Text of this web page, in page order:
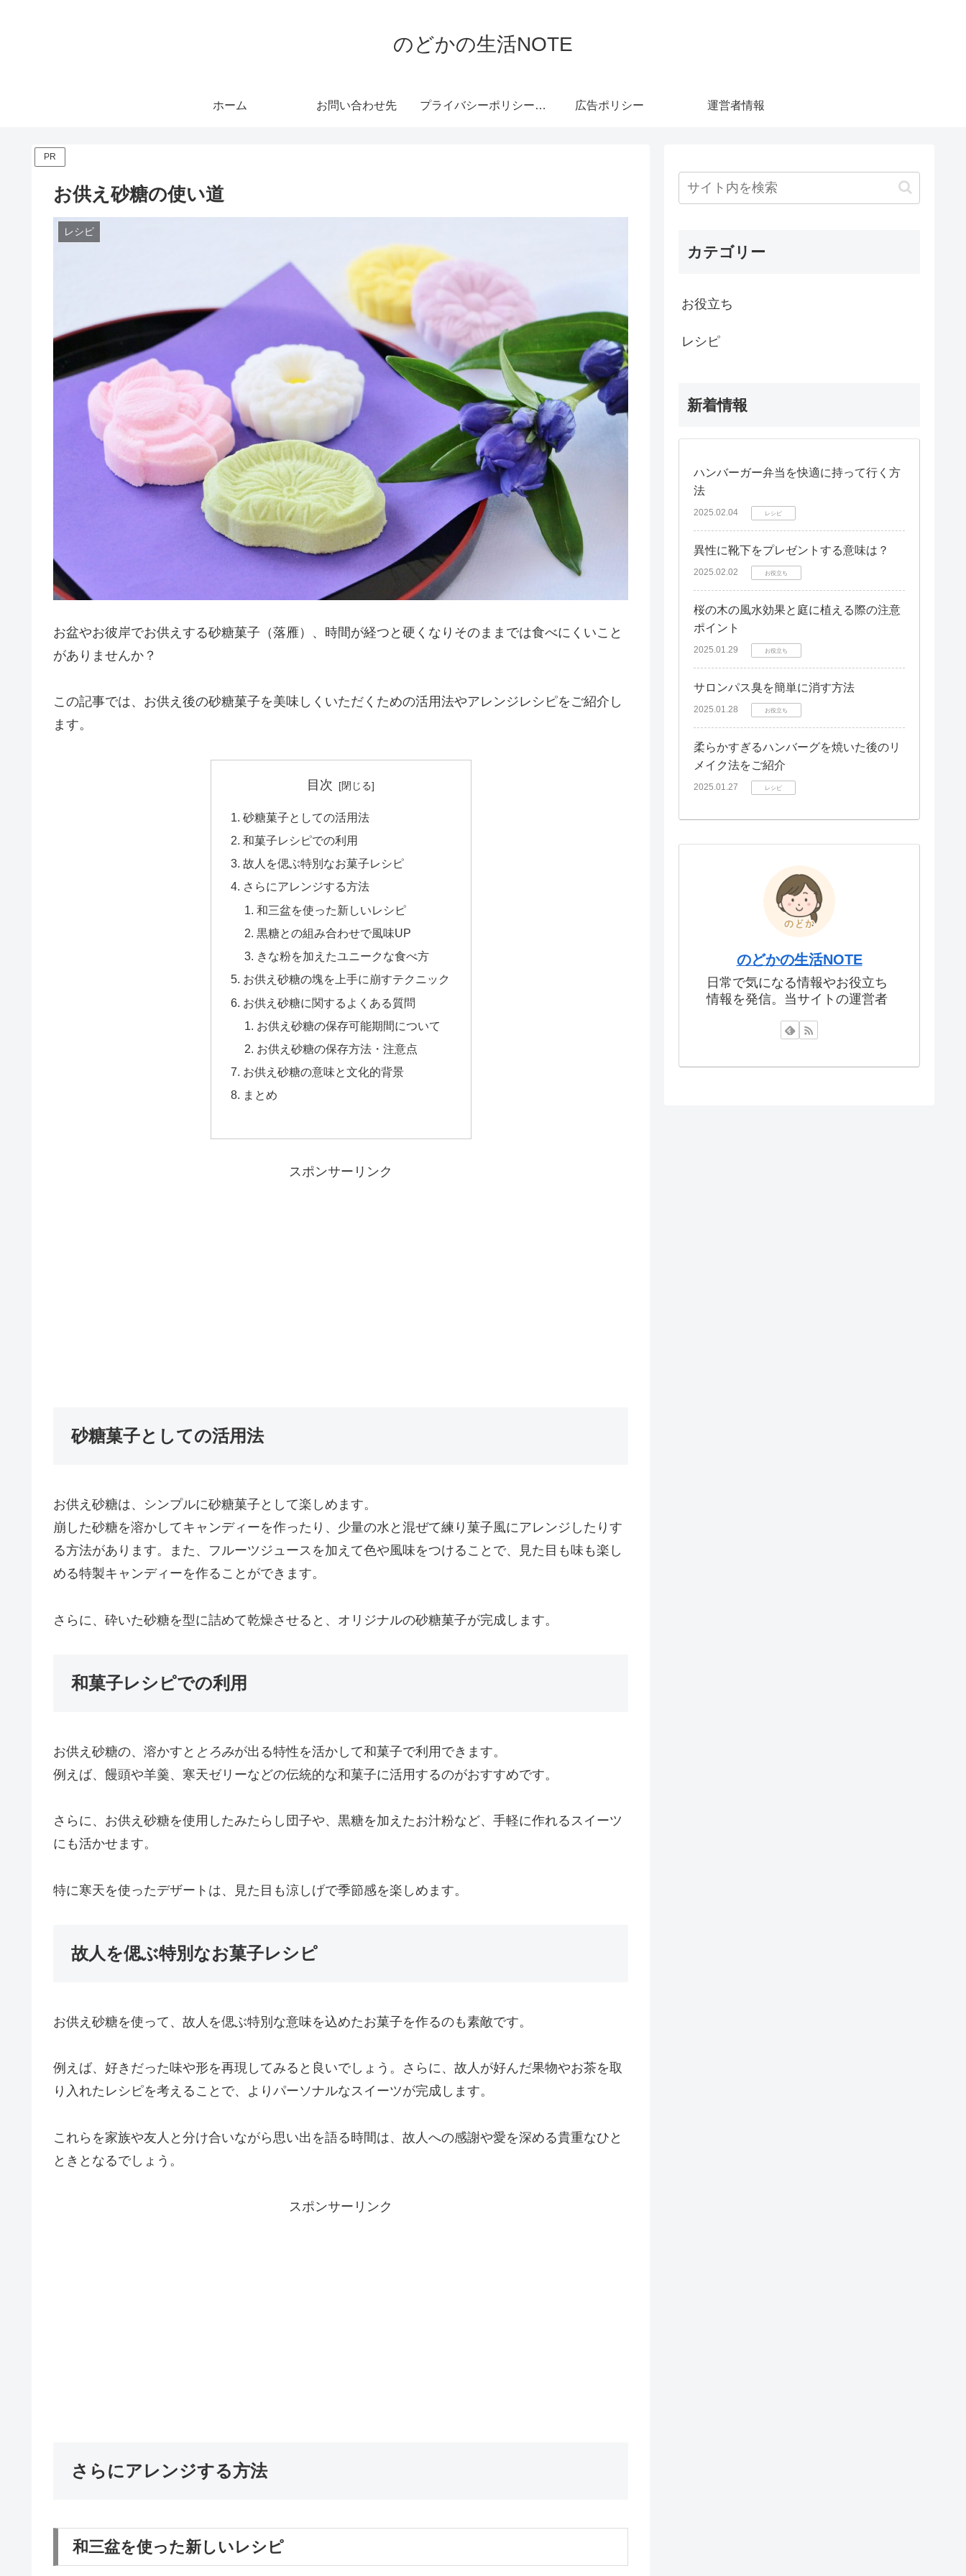
のどかの生活NOTE
ホーム お問い合わせ先 プライバシーポリシー・免責事項 広告ポリシー 運営者情報
PR
お供え砂糖の使い道
レシピ
お盆やお彼岸でお供えする砂糖菓子（落雁）、時間が経つと硬くなりそのままでは食べにくいこと
がありませんか？
この記事では、お供え後の砂糖菓子を美味しくいただくための活用法やアレンジレシピをご紹介し
ます。
目次
砂糖菓子としての活用法
和菓子レシピでの利用
故人を偲ぶ特別なお菓子レシピ
さらにアレンジする方法
和三盆を使った新しいレシピ
黒糖との組み合わせで風味UP
きな粉を加えたユニークな食べ方
お供え砂糖の塊を上手に崩すテクニック
お供え砂糖に関するよくある質問
お供え砂糖の保存可能期間について
お供え砂糖の保存方法・注意点
お供え砂糖の意味と文化的背景
まとめ
スポンサーリンク
砂糖菓子としての活用法
お供え砂糖は、シンプルに砂糖菓子として楽しめます。
崩した砂糖を溶かしてキャンディーを作ったり、少量の水と混ぜて練り菓子風にアレンジしたりす
る方法があります。また、フルーツジュースを加えて色や風味をつけることで、見た目も味も楽し
める特製キャンディーを作ることができます。
さらに、砕いた砂糖を型に詰めて乾燥させると、オリジナルの砂糖菓子が完成します。
和菓子レシピでの利用
お供え砂糖の、溶かすと とろみが出る特性を活かして和菓子で利用できます。
例えば、饅頭や羊羹、寒天ゼリーなどの伝統的な和菓子に活用するのがおすすめです。
さらに、お供え砂糖を使用したみたらし団子や、黒糖を加えたお汁粉など、手軽に作れるスイーツ
にも活かせます。
特に寒天を使ったデザートは、見た目も涼しげで季節感を楽しめます。
故人を偲ぶ特別なお菓子レシピ
お供え砂糖を使って、故人を偲ぶ特別な意味を込めたお菓子を作るのも素敵です。
例えば、好きだった味や形を再現してみると良いでしょう。さらに、故人が好んだ果物やお茶を取
り入れたレシピを考えることで、よりパーソナルなスイーツが完成します。
これらを家族や友人と分け合いながら思い出を語る時間は、故人への感謝や愛を深める貴重なひと
ときとなるでしょう。
スポンサーリンク
さらにアレンジする方法
和三盆を使った新しいレシピ
カテゴリー
お役立ち
レシピ
新着情報
ハンバーガー弁当を快適に持って行く方
法
2025.02.04 レシピ
異性に靴下をプレゼントする意味は？
2025.02.02 お役立ち
桜の木の風水効果と庭に植える際の注意
ポイント
2025.01.29 お役立ち
サロンパス臭を簡単に消す方法
2025.01.28 お役立ち
柔らかすぎるハンバーグを焼いた後のリ
メイク法をご紹介
2025.01.27 レシピ
のどかの生活NOTE
日常で気になる情報やお役立ち
情報を発信。当サイトの運営者